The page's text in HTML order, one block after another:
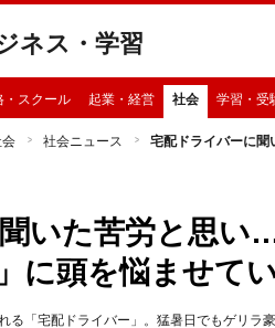
ネス・学習
・スクール 起業・経営 社会 学習・受
社会ニュース 宅配ドライバーに
いた苦労と思い
に頭を悩ませて
る「宅配ドライバー」。猛暑日でもゲリラ